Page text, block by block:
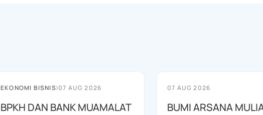
EKONOMI BISNIS|07 AUG 2026
BPKH DAN BANK MUAMALAT
07 AUG 2026
BUMI ARSANA